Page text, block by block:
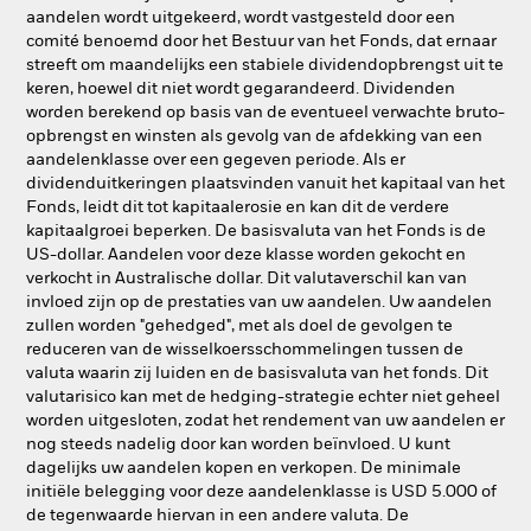
aandelen wordt uitgekeerd, wordt vastgesteld door een
comité benoemd door het Bestuur van het Fonds, dat ernaar
streeft om maandelijks een stabiele dividendopbrengst uit te
keren, hoewel dit niet wordt gegarandeerd. Dividenden
worden berekend op basis van de eventueel verwachte bruto-
opbrengst en winsten als gevolg van de afdekking van een
aandelenklasse over een gegeven periode. Als er
dividenduitkeringen plaatsvinden vanuit het kapitaal van het
Fonds, leidt dit tot kapitaalerosie en kan dit de verdere
kapitaalgroei beperken. De basisvaluta van het Fonds is de
US-dollar. Aandelen voor deze klasse worden gekocht en
verkocht in Australische dollar. Dit valutaverschil kan van
invloed zijn op de prestaties van uw aandelen. Uw aandelen
zullen worden "gehedged", met als doel de gevolgen te
reduceren van de wisselkoersschommelingen tussen de
valuta waarin zij luiden en de basisvaluta van het fonds. Dit
valutarisico kan met de hedging-strategie echter niet geheel
worden uitgesloten, zodat het rendement van uw aandelen er
nog steeds nadelig door kan worden beïnvloed. U kunt
dagelijks uw aandelen kopen en verkopen. De minimale
initiële belegging voor deze aandelenklasse is USD 5.000 of
de tegenwaarde hiervan in een andere valuta. De